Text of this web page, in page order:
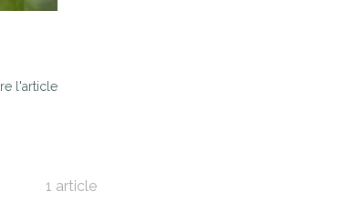
l'article
1 article